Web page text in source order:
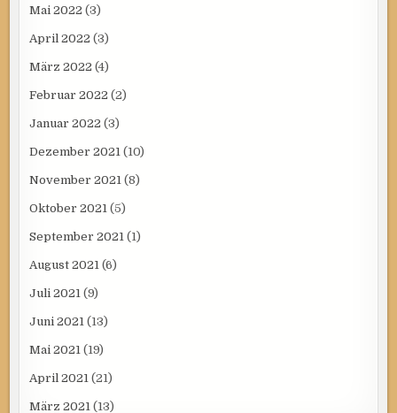
Mai 2022 (3)
April 2022 (3)
März 2022 (4)
Februar 2022 (2)
Januar 2022 (3)
Dezember 2021 (10)
November 2021 (8)
Oktober 2021 (5)
September 2021 (1)
August 2021 (6)
Juli 2021 (9)
Juni 2021 (13)
Mai 2021 (19)
April 2021 (21)
März 2021 (13)